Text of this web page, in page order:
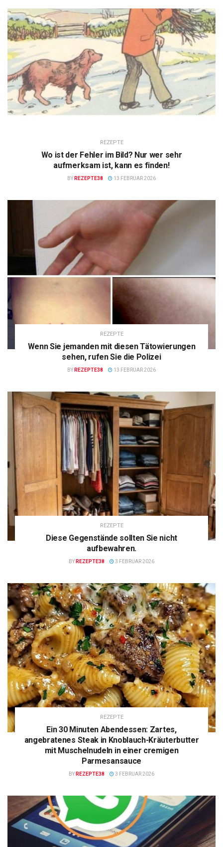
REZEPTE
Wo ist der Fehler im Bild? Nur wer sehr
aufmerksam ist, kann es finden!
BY REZEPTE38 13 FEBRUAR 2026
REZEPTE
Wenn Sie jemanden mit diesen Tätowierungen
sehen, rufen Sie die Polizei
BY REZEPTE38 13 FEBRUAR 2026
REZEPTE
Diese Gegenstände sollten Sie nicht
aufbewahren.
BY REZEPTE38 3 FEBRUAR 2026
REZEPTE
Ein 30 Minuten Abendessen: Zartes,
angebratenes Steak in Knoblauch-Kräuterbutter
mit Muschelnudeln in einer cremigen
Parmesansauce
BY REZEPTE38 3 FEBRUAR 2026